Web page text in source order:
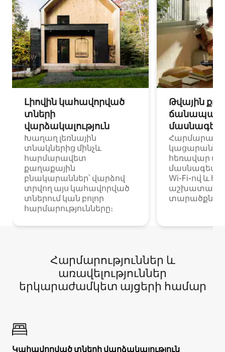
Լիովին կահավորված
տների
վարձակալություն
Խաղաղ լեռնային
տնակներից մինչև
հարմարավետ
քաղաքային
բնակարաններ՝ վարձով
տրվող այս կահավորված
տներում կան բոլոր
հարմարությունները։
Թվային
հեռավար
Wi-Fi-ով և
Հարմարություններ և
առավելություններ
երկարաժամկետ այցերի համար
Կահավորված տների վարձակալություն